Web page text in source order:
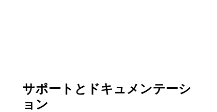
サポートとドキュメンテーシ
ョン